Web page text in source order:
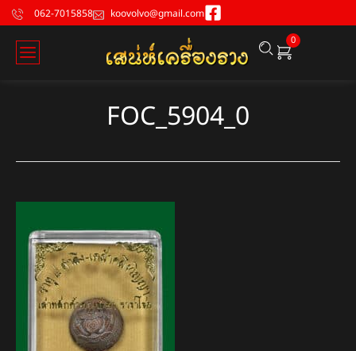
062-7015858 koovolvo@gmail.com
0
FOC_5904_0